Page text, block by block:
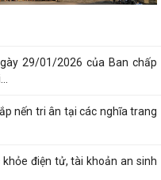
29/01/2026 của Ban chấp
nến tri ân tại các nghĩa trang
điện tử, tài khoản an sinh